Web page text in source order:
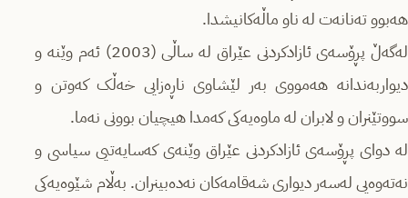
هەبوو تەنانەت لە ناو ماڵەکانیشدا.
لەگەڵ پڕۆسەی ئازادکردنی عێراق لە ساڵی (2003) ئەم وێنە و
دیواربەندانە هەمووی بەر لێشاوی ناڕەزایی خەڵک کەوتن و
سووتێنران و لابران لە ماوەیەکی کەمدا هیچیان بوونی نەما.
لە دوای پڕۆسەی ئازادکردنی عێراق وێنەی کەسایەتیی سیاسی و
نەتەوەیی لەسەر دیواری شەقامەکان نەدەبینران. بەڵام شێوەیەکی